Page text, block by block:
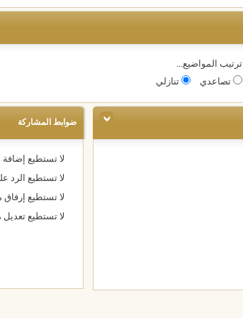
ترتيب المواضيع...
تصاعدي
تنازلي
ضوابط المشاركة
لا تستطيع
لا تستطيع الرد
لا تستطيع
لا تستطيع تعديل